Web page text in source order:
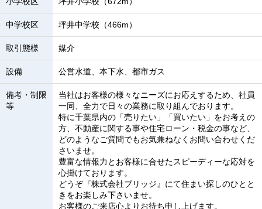
中学校区 坪井中学校（466m）
取引態様 媒介
設備 公営水道、本下水、都市ガス
備考・制限
等
当社はお客様の様々なニーズにお応えするため、社員
一同、全力で日々の業務に取り組んでおります。
特に千葉県内の「売りたい」「買いたい」をお考えの
方、不動産に関する事や住宅ローン・税金の事など、
どのようなご質問でもお気兼ねなくお問い合わせくだ
さいませ。
豊富な情報力とお客様に合せたスピーディーな応対を
心掛けております。
どうぞ『株式会社ブリッジ』にて住まい探しのひとと
きをお楽しみ下さいませ。
お客様のご来店心よりお待ち申し上げます。